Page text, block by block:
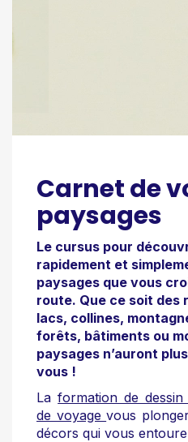
Carnet de
paysages
Le cursus pour
rapidement et
paysages que vous
route. Que ce soit des
lacs, collines,
forêts, bâtiments ou
paysages n’auront
vous !
Laformation de
de voyagevous
décors qui vous